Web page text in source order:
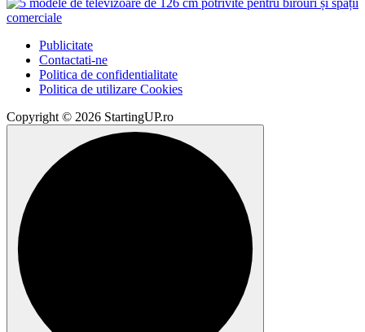
Publicitate
Contactati-ne
Politica de confidentialitate
Politica de utilizare Cookies
Copyright © 2026 StartingUP.ro